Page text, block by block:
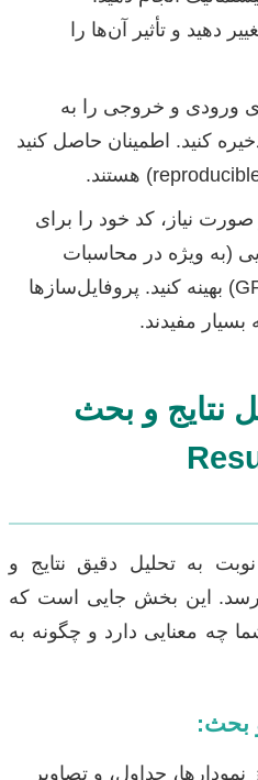
دهید و تأثیر آن‌ها را
ورودی و خروجی را به
کنید. اطمینان حاصل کنید
صورت نیاز، کد خود را برای
(به ویژه در محاسبات
موازی یا استفاده از GPU) بهینه کنید. پروفایل‌سازها
نتایج و بحث
به تحلیل دقیق نتایج و
این بخش جایی است که
چه معنایی دارد و چگونه به
بحث:
نمودارها، جداول، و تصاویر